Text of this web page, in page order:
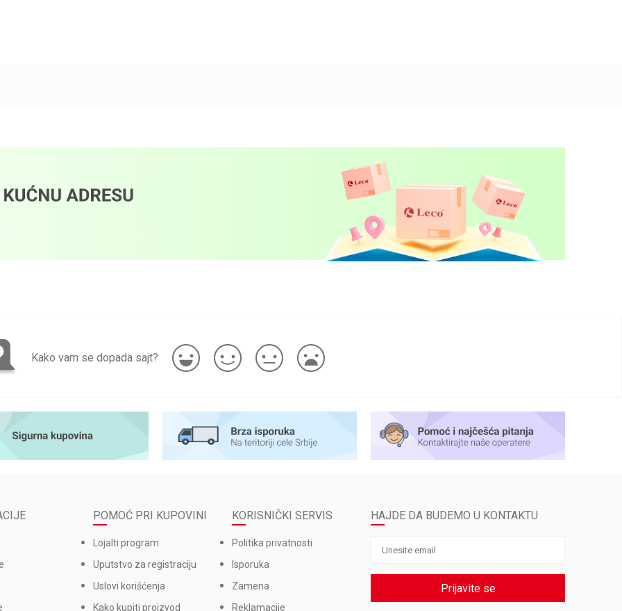
Kako vam se dopada sajt?
POMOĆ PRI KUPOVINI
Lojalti program
Uputstvo za registraciju
Uslovi korišćenja
Kako kupiti proizvod
KORISNIČKI SERVIS
Politika privatnosti
Isporuka
Zamena
Reklamacije
HAJDE DA BUDEMO U KONTAKTU
Prijavite se